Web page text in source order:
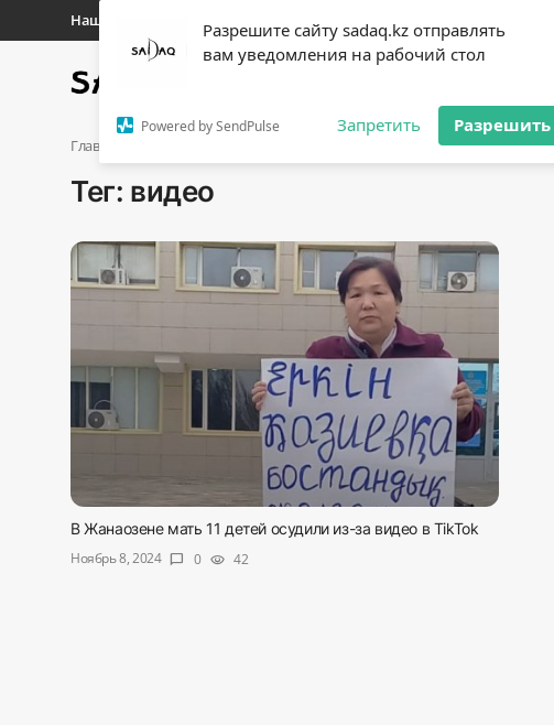
Разрешите сайту sadaq.kz отправлять
вам уведомления на рабочий стол
Powered by SendPulse Запретить Разрешить
Наши контакты
Авторизоваться
Регистр
Наши контакты
Политика
Галерея
Sadaq TV
Главная
Тег: видео
В Жанаозене мать 11 детей осудили из-за видео в TikTok
Ноябрь 8, 2024 chat_bubble 0 visibility 42